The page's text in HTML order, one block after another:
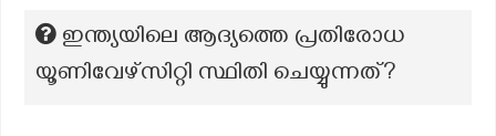
ഇന്ത്യയിലെ ആദ്യത്തെ പ്രതിരോധ
യൂണിവേഴ്സിറ്റി സ്ഥിതി ചെയ്യുന്നത്?